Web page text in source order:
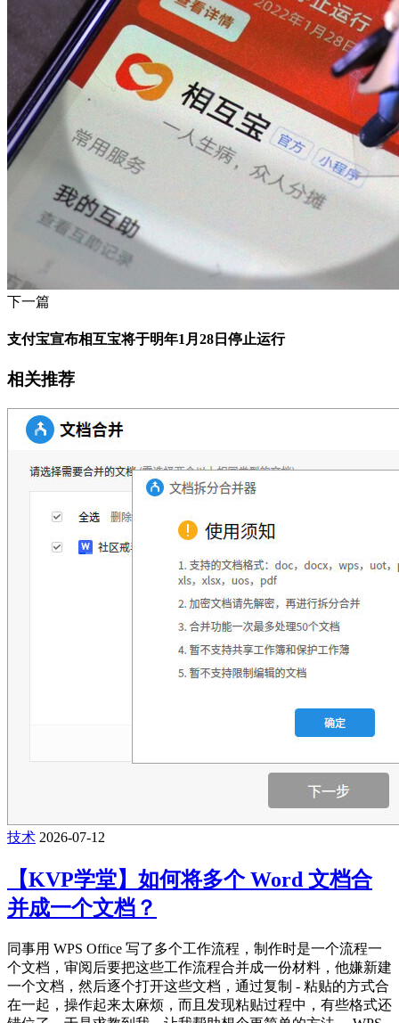
下一篇
支付宝宣布相互宝将于明年1月28日停止运行
相关推荐
技术 2026-07-12
【KVP学堂】如何将多个 Word 文档合
并成一个文档？
同事用 WPS Office 写了多个工作流程，制作时是一个流程一
个文档，审阅后要把这些工作流程合并成一份材料，他嫌新建
一个文档，然后逐个打开这些文档，通过复制 - 粘贴的方式合
在一起，操作起来太麻烦，而且发现粘贴过程中，有些格式还